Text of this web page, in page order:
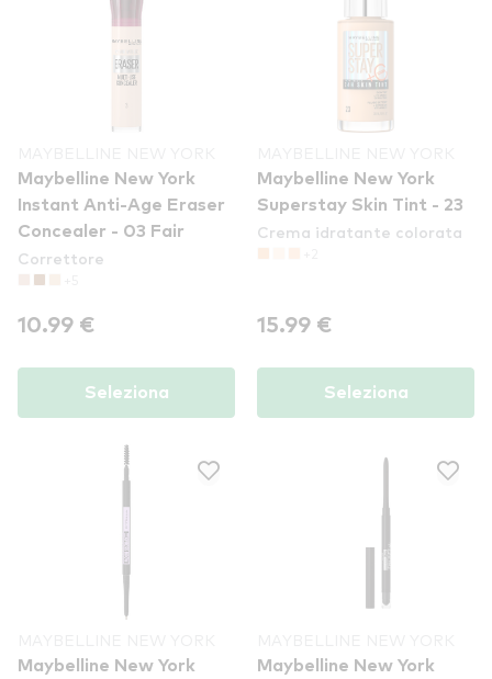
Maybelline New York
Instant Anti-Age Eraser
Concealer - 03 Fair
Correttore
10.99 €
Seleziona
Maybelline New York
Superstay Skin Tint - 23
Crema idratante colorata
15.99 €
Seleziona
Maybelline New York Maybelline New York